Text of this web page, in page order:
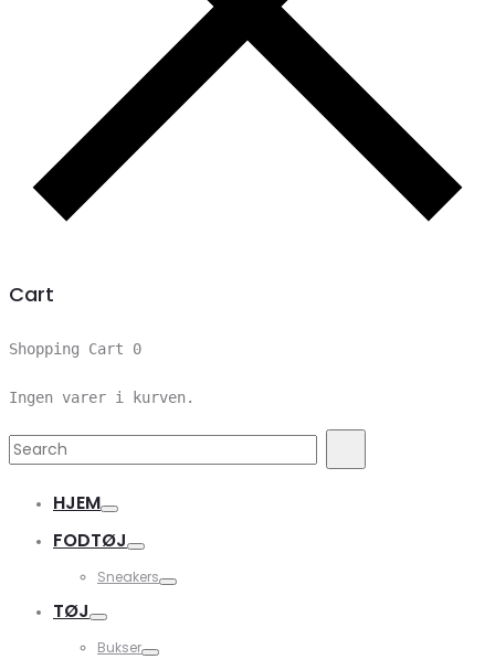
Cart
Shopping Cart 0
Ingen varer i kurven.
Search
HJEM
FODTØJ
Sneakers
TØJ
Bukser